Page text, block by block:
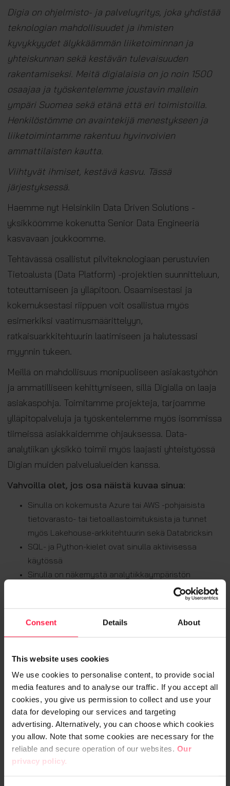
Consent Details About
This website uses cookies
We use cookies to personalise content, to provide social
media features and to analyse our traffic. If you accept all
cookies, you give us permission to collect and use your
data for developing our services and targeting
advertising. Alternatively, you can choose which cookies
you allow. Note that some cookies are necessary for the
reliable and secure operation of our websites. Our
privacy policy.
Digia on ohjelmisto- ja palveluyritys, joka yhdistää
teknologian mahdollisuudet ja ihmisten
kyvykkyydet älykkäämmän liiketoiminnan ja
yhteiskunnan sekä kestävän tulevaisuuden
rakentamiseksi. Meitä digialaisia on jo noin 1500
osaajaa ja työskentelemme joustavin mallein
ympäri Suomea sekä etänä että eri toimistoilla.
Henkilöstömme on avaintekijä menestykseen ja
liiketoimintamme rakentuu hyvinvoivien
ammattilaisten kautta.
Viihtyvät ihmiset, kestävä kasvu. Tässä
järjestyksessä.
Haemme nyt Helsinkiin Data Driven Solutions -
yksikköömme kokenutta Senior Data Engineeriä
kasvavaan joukkoomme.
Tehtävässä osallistut pilviteknologiaan perustuvien
Tietoalusta (Data Platform) -projektien suunnitteluun,
toteuttamiseen ja ylläpitoon. Osaamisestasi ja
kokemuksestasi riippuen voit osallistua myös
esimerkiksi vaatimusmäärittelyyn,
ratkaisuarkkitehtuurin laatimiseen ja halutessasi
myynnin tukeen.
Meillä on mahdollisuus monipuoliseen asiakastyöhön
ja ammatilliseen kehittymiseen, sillä Digialla on laaja
asiakaspohja. Toimitamme projekteja, tarjoamme
ylläpitopalveluja ja työskentelemme myös isommissa
tiimeissä asiakkaidemme ohjauksessa. Data-
analytiikan yksikkö toimii myös laajasti yhteistyössä
Digian muiden palvelualueiden kanssa.
Vahvoilla olet, jos osa näistä kuvaa sinua:
Sinulla on kokemusta Azure tai AWS -pohjaisista
tietovarasto- tai tietoallastoimituksista ja tunnet
myös Lakehouse-arkkitehtuurin sekä Databricksin
SQL- ja Python-kielet ovat sinulla aktiivisessa
käytössä
Sinulla on näkemystä analytiikkaympäristön
suunnittelusta ja pystyttämisestä pilviympäristöihin,
osaaminen, esim. Teradata, DB2, PostgreSQL, MS
SQL, sekä erilaiset ETL työkalut
Osaat tietovarastomallinnuksen menetelmiä,
eteenkin dimensionaalista mallinnusta ja ymmärrät
myös käsitemallinnusta
Ymmärrät myös raportointi- / analyysikerroksen
vaatimukset tietoalustalle, tai osaat peräti luoda
visualisointeja esim. Power BI:lla